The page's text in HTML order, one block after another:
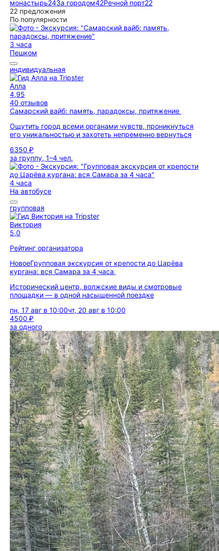
монастырь24За городом42Речной порт22
22 предложения
По популярности
3 часа
Пешком
индивидуальная
Алла
4,95
40 отзывов
Самарский вайб: память, парадоксы, притяжение
Ощутить город всеми органами чувств, проникнуться
его уникальностью и захотеть непременно вернуться
6350 ₽
за группу, 1–4 чел.
4 часа
На автобусе
групповая
Виктория
5,0
Рейтинг организатора
НовоеГрупповая экскурсия от крепости до Царёва
кургана: вся Самара за 4 часа
Исторический центр, волжские виды и смотровые
площадки — в одной насыщенной поездке
пн, 17 авг в 10:00чт, 20 авг в 10:00
4500 ₽
за одного